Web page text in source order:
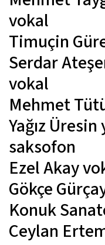
vokal
Timuçin
Serdar
vokal
Mehmet
Yağız Üresin
saksofon
Ezel Akay
Gökçe
Konuk
Ceylan